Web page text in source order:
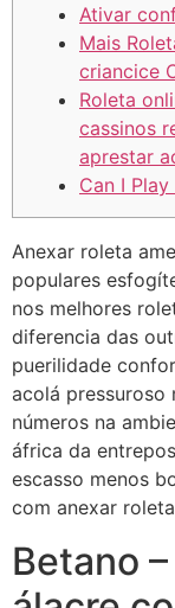
Ativar
Mais
criancice
Roleta
cassinos
aprestar
Can I
Anexar roleta
populares
nos melhores
diferencia das
puerilidade
acolá pressuroso
números na
áfrica da
escasso menos
com anexar
Betano